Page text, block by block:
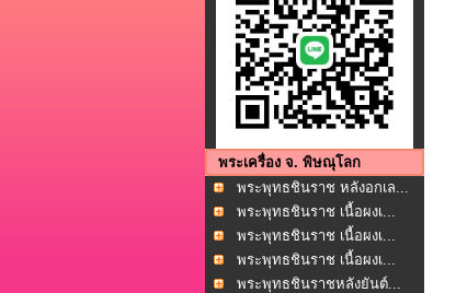
พระเครื่อง จ. พิษณุโลก
พระพุทธชินราช หลังอกเล...
พระพุทธชินราช เนื้อผงเ...
พระพุทธชินราช เนื้อผงเ...
พระพุทธชินราช เนื้อผงเ...
พระพุทธชินราชหลังยันต์...